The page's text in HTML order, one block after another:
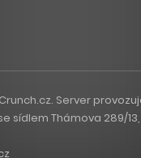
Server
sídlem Thámova 289/